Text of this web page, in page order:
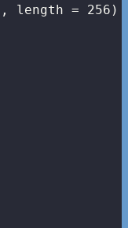
, length = 256 )